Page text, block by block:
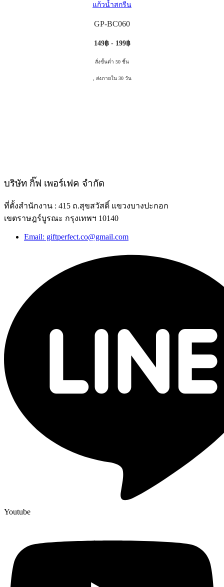
แก้วน้ำสกรีน
GP-BC060
149฿ - 199฿
สั่งขั้นต่ำ 50 ชิ้น
, ส่งภายใน 30 วัน
บริษัท กิ๊ฟ เพอร์เฟค จำกัด
ที่ตั้งสำนักงาน : 415 ถ.สุขสวัสดิ์ แขวงบางปะกอก
เขตราษฎร์บูรณะ กรุงเทพฯ 10140
Email: giftperfect.co@gmail.com
Youtube